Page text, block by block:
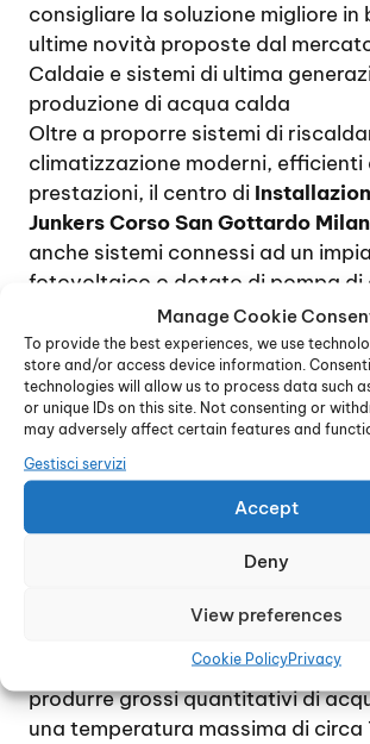
Manage Cookie
To provide the best experiences, we use
store and/or access device information.
technologies will allow us to process data such
or unique IDs on this site. Not consenting or
may adversely affect certain features and
Gestisci servizi
Accept
Deny
View preferences
Cookie PolicyPrivacy
consigliare la soluzione migliore in
ultime novità proposte dal
Caldaie e sistemi di ultima
produzione di acqua calda
Oltre a proporre sistemi di
climatizzazione moderni, efficienti
prestazioni, il centro di
Junkers Corso San Gottardo
anche sistemi connessi ad un
fotovoltaico o dotato di pompa di
offrendo la possibilità di richiedere
preventivo preciso e accurato,
impegno. I sistemi e gli impianti
possono essere finalizzati sia al
domestico che alla produzione di
per uso sanitario.
disposizione acqua calda per uso
una soluzione spesso proposta è
installare uno scaldacqua elettrico
istantaneo o ad accumulo, in base
Lo scaldacqua è un dispositivo in
produrre grossi quantitativi di
una temperatura massima di circa